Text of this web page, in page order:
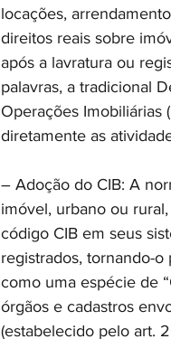
locações,
direitos reais sobre
após a lavratura ou
palavras, a tradicional
Operações Imobiliárias
diretamente as
– Adoção do CIB: A
imóvel, urbano ou
código CIB em seus
registrados, tornando-
como uma espécie de
órgãos e cadastros
(estabelecido pelo art.